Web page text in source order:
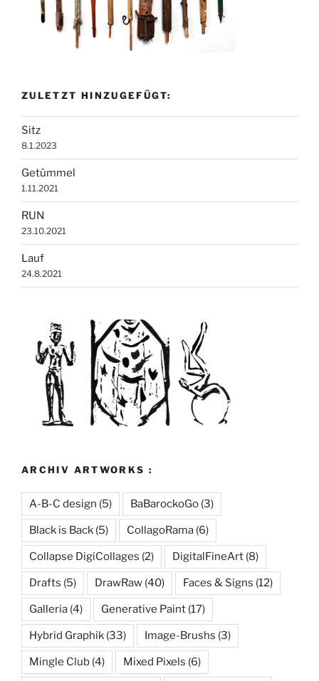
ZULETZT HINZUGEFÜGT:
Sitz
8.1.2023
Getümmel
1.11.2021
RUN
23.10.2021
Lauf
24.8.2021
ARCHIV ARTWORKS :
A-B-C design (5) BaBarockoGo (3)
Black is Back (5) CollagoRama (6)
Collapse DigiCollages (2) DigitalFineArt (8)
Drafts (5) DrawRaw (40) Faces & Signs (12)
Galleria (4) Generative Paint (17)
Hybrid Graphik (33) Image-Brushs (3)
Mingle Club (4) Mixed Pixels (6)